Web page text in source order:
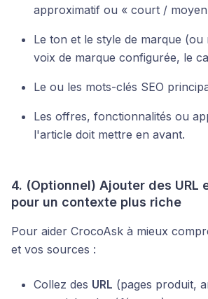
approximatif ou « court /
Le ton et le style de marque
voix de marque configurée, le
Le ou les mots-clés SEO
Les offres, fonctionnalités ou
l'article doit mettre en avant.
4. (Optionnel) Ajouter des URL
pour un contexte plus riche
Pour aider CrocoAsk à mieux
et vos sources :
Collez des URL (pages produit,